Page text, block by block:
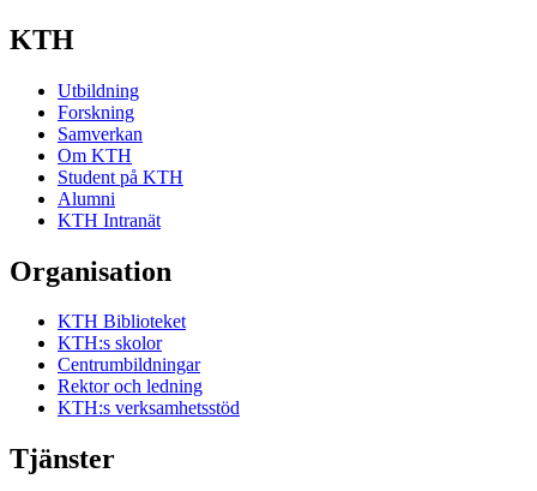
KTH
Utbildning
Forskning
Samverkan
Om KTH
Student på KTH
Alumni
KTH Intranät
Organisation
KTH Biblioteket
KTH:s skolor
Centrumbildningar
Rektor och ledning
KTH:s verksamhetsstöd
Tjänster